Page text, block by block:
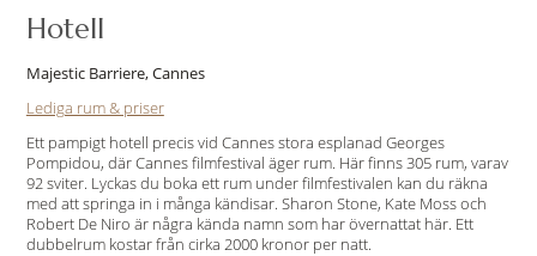
Hotell
Majestic Barriere, Cannes
Lediga rum & priser
Ett pampigt hotell precis vid Cannes stora esplanad Georges
Pompidou, där Cannes filmfestival äger rum. Här finns 305 rum, varav
92 sviter. Lyckas du boka ett rum under filmfestivalen kan du räkna
med att springa in i många kändisar. Sharon Stone, Kate Moss och
Robert De Niro är några kända namn som har övernattat här. Ett
dubbelrum kostar från cirka 2000 kronor per natt.